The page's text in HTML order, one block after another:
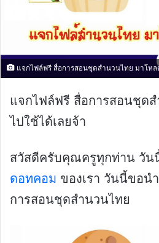
แจกไฟล์ฟรี สื่อการสอนชุดสำนวนไทย มาโหล
แจกไฟล์ฟรี สื่อการสอนชุด
ไปใช้ได้เลยจ้า
สวัสดีครับคุณครูทุกท่าน วัน
ดอทคอม ของเรา วันนี้ขอน
การสอนชุดสำนวนไทย